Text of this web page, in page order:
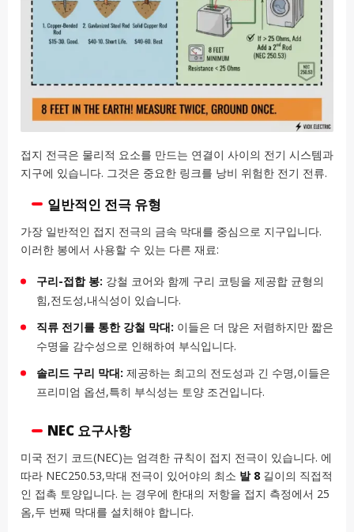
접지 전극은 물리적 요소를 만드는 연결이 사이의 전기 시스템과
지구에 있습니다. 그것은 중요한 링크를 낭비 위험한 전기 전류.
일반적인 전극 유형
가장 일반적인 접지 전극의 금속 막대를 중심으로 지구입니다.
이러한 봉에서 사용할 수 있는 다른 재료:
구리-접합 봉: 강철 코어와 함께 구리 코팅을 제공합 균형의
힘,전도성,내식성이 있습니다.
직류 전기를 통한 강철 막대: 이들은 더 많은 저렴하지만 짧은
수명을 감수성으로 인해하여 부식입니다.
솔리드 구리 막대: 제공하는 최고의 전도성과 긴 수명,이들은
프리미엄 옵션,특히 부식성는 토양 조건입니다.
NEC 요구사항
미국 전기 코드(NEC)는 엄격한 규칙이 접지 전극이 있습니다. 에
따라 NEC250.53,막대 전극이 있어야의 최소 발 8 길이의 직접적
인 접촉 토양입니다. 는 경우에 한대의 저항을 접지 측정에서 25
옴,두 번째 막대를 설치해야 합니다.